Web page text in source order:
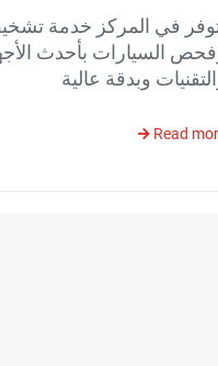
في المركز خدمة
السيارات بأحدث
وبدقة عالية
Read